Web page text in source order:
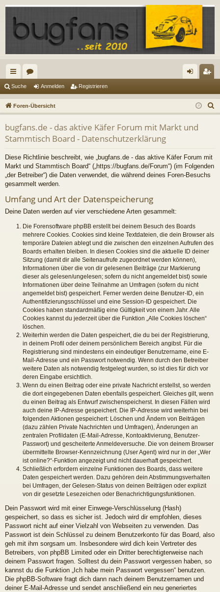
ch
ne
llz
ug
en m
el
de
ist
rie
Suche Anmelden Registrieren
Foren-Übersicht
u
bugfans.de - das aktive Käfer Forum mit Markt und
Stammtisch Board - Datenschutzerklärung
Diese Richtlinie beschreibt, wie „bugfans.de - das aktive Käfer Forum mit
Markt und Stammtisch Board“ („https://bugfans.de/Forum“) (im Folgenden
„der Betreiber“) die Daten verwendet, die während deines Foren-Besuchs
gesammelt werden.
Umfang und Art der Datenspeicherung
Deine Daten werden auf vier verschiedene Arten gesammelt:
Die Forensoftware phpBB erstellt bei deinem Besuch des Boards
mehrere Cookies. Cookies sind kleine Textdateien, die dein Browser als
temporäre Dateien ablegt und die zwischen den einzelnen Aufrufen des
Boards erhalten bleiben. In diesen Cookies sind die aktuelle ID deiner
Sitzung (damit dir alle Seitenaufrufe zugeordnet werden können),
Informationen über die von dir gelesenen Beiträge (zur Markierung
dieser als gelesen/ungelesen; sofern du nicht angemeldet bist) sowie
Informationen über deine Teilnahme an Umfragen (sofern du nicht
angemeldet bist) gespeichert. Ferner werden deine Benutzer-ID, ein
Authentifizierungsschlüssel und eine Session-ID gespeichert. Die
Cookies haben standardmäßig eine Gültigkeit von einem Jahr. Alle
Cookies kannst du jederzeit über die Funktion „Alle Cookies löschen“
löschen.
Weiterhin werden die Daten gespeichert, die du bei der Registrierung,
in deinem Profil oder deinem persönlichem Bereich angibst. Für die
Registrierung sind mindestens ein eindeutiger Benutzername, eine E-
Mail-Adresse und ein Passwort notwendig. Wenn durch den Betreiber
weitere Daten als notwendig festgelegt wurden, so ist dies für dich vor
deren Eingabe ersichtlich.
Wenn du einen Beitrag oder eine private Nachricht erstellst, so werden
die dort eingegebenen Daten ebenfalls gespeichert. Gleiches gilt, wenn
du einen Beitrag als Entwurf zwischenspeicherst. In diesen Fällen wird
auch deine IP-Adresse gespeichert. Die IP-Adresse wird weiterhin bei
folgenden Aktionen gespeichert: Löschen und Ändern von Beiträgen
(dazu zählen Private Nachrichten und Umfragen), Änderungen an
zentralen Profildaten (E-Mail-Adresse, Kontoaktivierung, Benutzer-
Passwort) und gescheiterte Anmeldeversuche. Die von deinem Browser
übermittelte Browser-Kennzeichnung (User Agent) wird nur in der „Wer
ist online?“-Funktion angezeigt und nicht dauerhaft gespeichert.
Schließlich erfordern einzelne Funktionen des Boards, dass weitere
Daten gespeichert werden. Dazu gehören dein Abstimmungsverhalten
bei Umfragen, der Gelesen-Status von deinen Beiträgen oder explizit
von dir gesetzte Lesezeichen oder Benachrichtigungsfunktionen.
Dein Passwort wird mit einer Einwege-Verschlüsselung (Hash)
gespeichert, so dass es sicher ist. Jedoch wird dir empfohlen, dieses
Passwort nicht auf einer Vielzahl von Webseiten zu verwenden. Das
Passwort ist dein Schlüssel zu deinem Benutzerkonto für das Board, also
geh mit ihm sorgsam um. Insbesondere wird dich kein Vertreter des
Betreibers, von phpBB Limited oder ein Dritter berechtigterweise nach
deinem Passwort fragen. Solltest du dein Passwort vergessen haben, so
kannst du die Funktion „Ich habe mein Passwort vergessen“ benutzen.
Die phpBB-Software fragt dich dann nach deinem Benutzernamen und
deiner E-Mail-Adresse und sendet anschließend ein neu generiertes